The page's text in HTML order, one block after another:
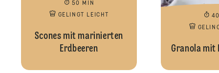
50 MIN
GELINGT LEICHT
Scones mit marinierten
Erdbeeren
Granola mit